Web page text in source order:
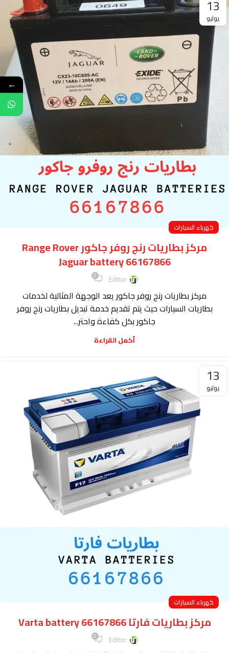
13
يوليو
كهرباء السيارات
مركز بطاريات رنج روفر جاكور Range Rover
Jaguar battery 66167866
Editor
0
مركز بطاريات رنج روفر جاكور يعد الوجهة المثالية لخدمات
بطاريات السيارات حيث يتم تقديم خدمة تبديل بطاريات رنج روفر
جاكور بكل كفاءة واحتر...
أكمل القراءة
13
يوليو
كهرباء السيارات
مركز بطاريات فارتا Varta battery 66167866
Editor
0
←